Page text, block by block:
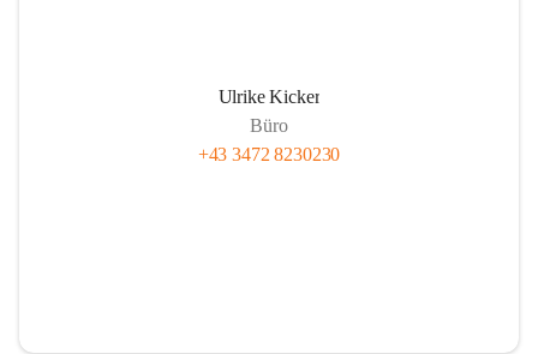
Ulrike Kicker
Büro
+43 3472 8230230